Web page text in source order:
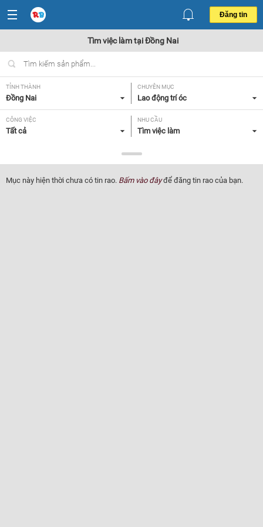
Đăng tin
Tìm việc làm tại Đồng Nai
TỈNH THÀNH
Đồng Nai
CHUYÊN MỤC
Lao động trí óc
CÔNG VIỆC
Tất cả
NHU CẦU
Tìm việc làm
Tất cả
Mục này hiện thời chưa có tin rao. Bấm vào đâyđể đăng tin rao của bạn.